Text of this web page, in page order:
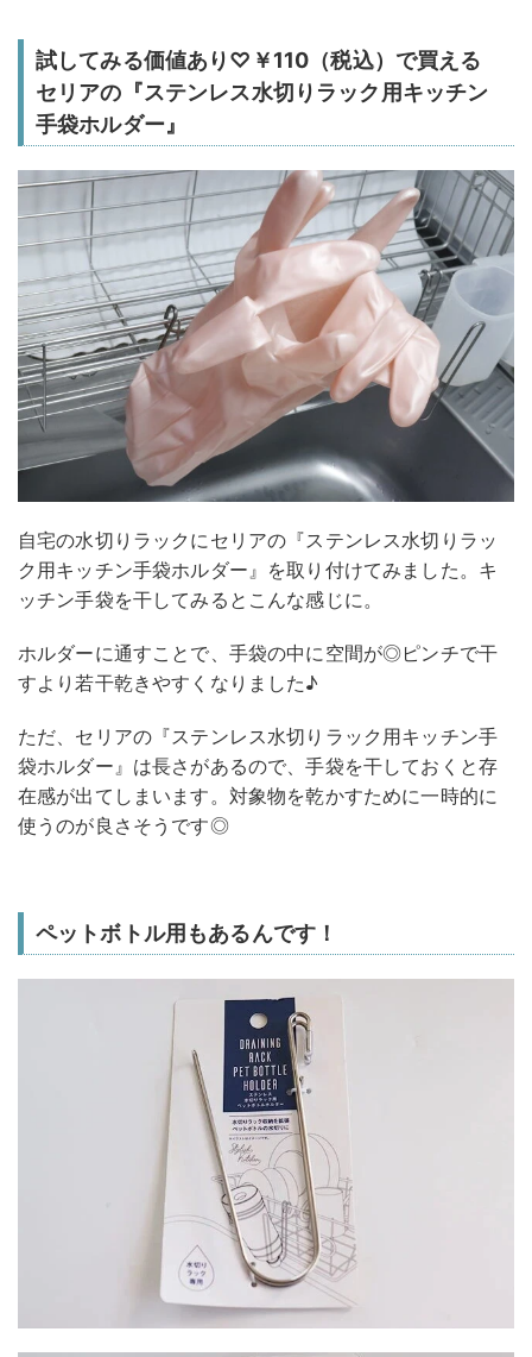
試してみる価値あり♡￥110（税込）で買える
セリアの『ステンレス水切りラック用キッチン
手袋ホルダー』
自宅の水切りラックにセリアの『ステンレス水切りラッ
ク用キッチン手袋ホルダー』を取り付けてみました。キ
ッチン手袋を干してみるとこんな感じに。
ホルダーに通すことで、手袋の中に空間が◎ピンチで干
すより若干乾きやすくなりました♪
ただ、セリアの『ステンレス水切りラック用キッチン手
袋ホルダー』は長さがあるので、手袋を干しておくと存
在感が出てしまいます。対象物を乾かすために一時的に
使うのが良さそうです◎
ペットボトル用もあるんです！